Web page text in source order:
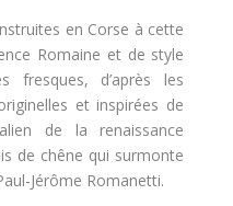
en Corse à cette
Romaine et de style
fresques, d’après les
et inspirées de
de la renaissance
de chêne qui surmonte
Jérôme Romanetti.